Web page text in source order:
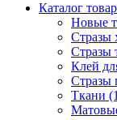
Каталог
Новые
Стразы
Стразы
Клей
Стразы
Ткани